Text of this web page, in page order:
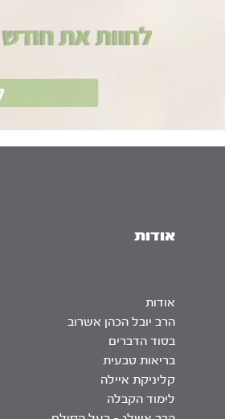
אודות
אודות
הרב יובל הכהן אשרוב
בסוד הדברים
בריאות טבעית
קליניקת איילה
לימוד הקבלה